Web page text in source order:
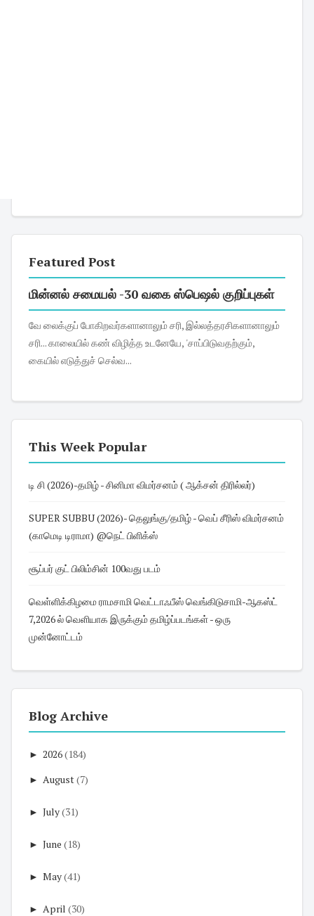
Featured Post
மின்னல் சமையல் -30 வகை ஸ்பெஷல் குறிப்புகள்
வே லைக்குப் போகிறவர்களானாலும் சரி, இல்லத்தரசிகளானாலும்
சரி... காலையில் கண் விழித்த உடனேயே, 'சாப்பிடுவதற்கும்,
கையில் எடுத்துச் செல்வ...
This Week Popular
டி சி (2026)-தமிழ் - சினிமா விமர்சனம் ( ஆக்சன் திரில்லர்)
SUPER SUBBU (2026)- தெலுங்கு/தமிழ் - வெப் சீரிஸ் விமர்சனம்
(காமெடி டிராமா) @நெட் பிளிக்ஸ்
சூப்பர் குட் பிலிம்சின் 100வது படம்
வெள்ளிக்கிழமை ராமசாமி வெட்டாஃபீஸ் வெங்கிடுசாமி-ஆகஸ்ட்
7,2026 ல் வெளியாக இருக்கும் தமிழ்ப்படங்கள் - ஒரு
முன்னோட்டம்
Blog Archive
► 2026(184)
► August(7)
► July(31)
► June (18)
► May(41)
► April (30)